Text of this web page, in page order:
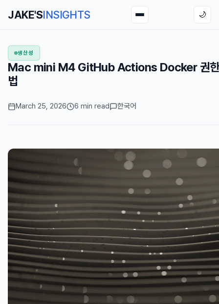
JAKE'SINSIGHTS 🌙
생산성
Mac mini M4 GitHub Actions Docker 권한
법
March 25, 2026 6 min read 한국어